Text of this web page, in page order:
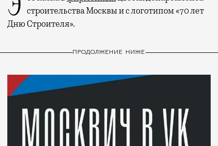
строительства Москвы и с логотипом «70 лет
Дню Строителя».
ПРОДОЛЖЕНИЕ НИЖЕ